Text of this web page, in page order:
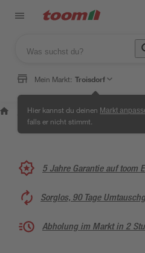
Mein Markt: Troisdorf
Hier kannst du deinen Markt
falls er nicht stimmt.
Wissen &
Service
/
Selbermachen
& Ratgeber
/
5 Jahre Garantie auf toom
Sorglos, 90 Tage
Abholung im Markt in 2